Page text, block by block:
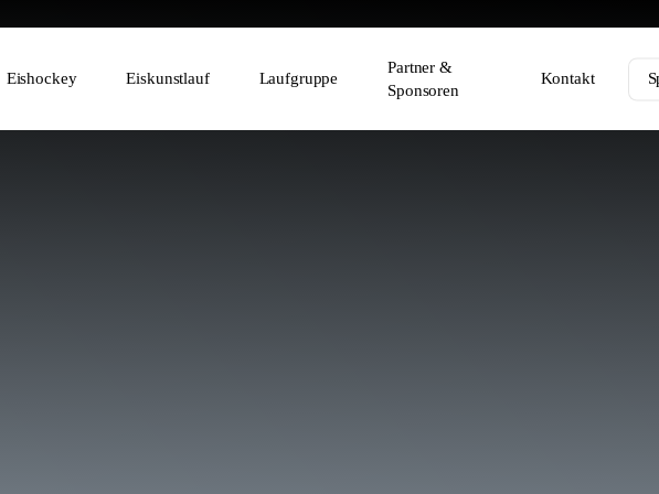
Eishockey Eiskunstlauf Laufgruppe
Partner &
Sponsoren
Kontakt